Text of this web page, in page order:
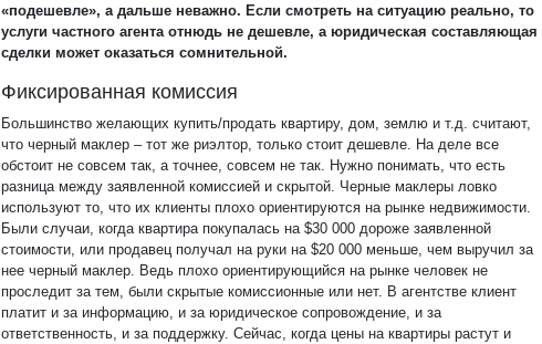
«подешевле», а дальше неважно. Если смотреть на ситуацию реально, то
услуги частного агента отнюдь не дешевле, а юридическая составляющая
сделки может оказаться сомнительной.
Фиксированная комиссия
Большинство желающих купить/продать квартиру, дом, землю и т.д. считают,
что черный маклер – тот же риэлтор, только стоит дешевле. На деле все
обстоит не совсем так, а точнее, совсем не так. Нужно понимать, что есть
разница между заявленной комиссией и скрытой. Черные маклеры ловко
используют то, что их клиенты плохо ориентируются на рынке недвижимости.
Были случаи, когда квартира покупалась на $30 000 дороже заявленной
стоимости, или продавец получал на руки на $20 000 меньше, чем выручил за
нее черный маклер. Ведь плохо ориентирующийся на рынке человек не
проследит за тем, были скрытые комиссионные или нет. В агентстве клиент
платит и за информацию, и за юридическое сопровождение, и за
ответственность, и за поддержку. Сейчас, когда цены на квартиры растут и